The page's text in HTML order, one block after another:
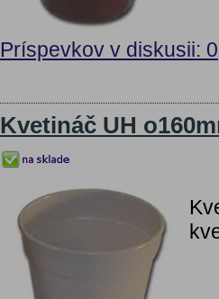
Príspevkov v diskusii: 0
Kvetináč UH